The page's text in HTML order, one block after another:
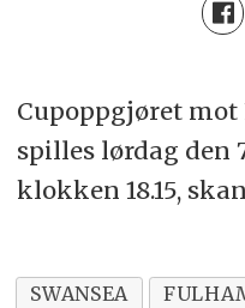
Cupoppgjøret
spilles lørdag den
klokken 18.15,
SWANSEA